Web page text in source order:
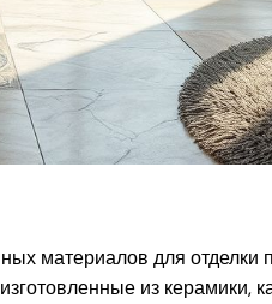
материалов для отделки
из керамики,